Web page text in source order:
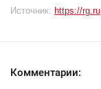
Источник: https://rg.ru
Комментарии: